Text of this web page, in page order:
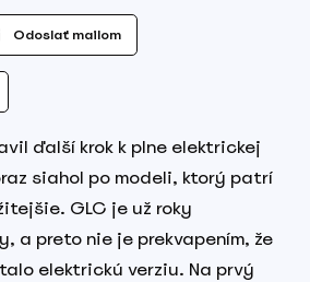
Odoslať mailom
ďalší krok k plne elektrickej
siahol po modeli, ktorý patrí
GLC je už roky
a preto nie je prekvapením, že
elektrickú verziu. Na prvý